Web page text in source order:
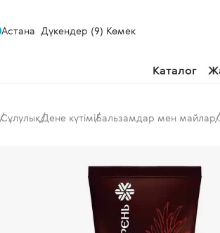
Астана Дүкендер (9) Көмек
Каталог
СұлулықДене күтіміБальзамдар мен майлар